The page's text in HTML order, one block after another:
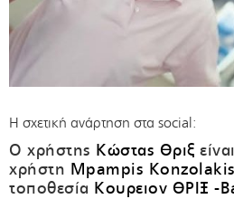
Η σχετική ανάρτηση στα social:
Ο χρήστης Κώστας Θριξ
χρήστη Mpampis Konzolakis
τοποθεσία Κουρειον ΘΡΙΞ -